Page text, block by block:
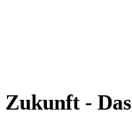
- Das